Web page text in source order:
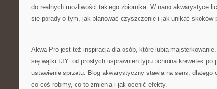
do realnych możliwości takiego zbiornika. W nano akwarystyce
się porady o tym, jak planować czyszczenie i jak unikać skoków
Akwa-Pro jest też inspiracją dla osób, które lubią
się wątki DIY: od prostych usprawnień typu ochrona krewetek po
ustawienie sprzętu. Blog akwarystyczny stawia na sens, dlatego
co coś robimy, co to zmienia i jak ocenić efekty.